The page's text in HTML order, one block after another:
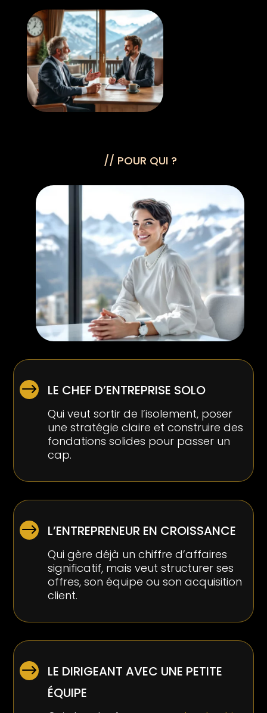
// POUR QUI ?
$ LE CHEF D’ENTREPRISE SOLO
Qui veut sortir de l’isolement, poser
une stratégie claire et construire des
fondations solides pour passer un
cap.
$ L’ENTREPRENEUR EN CROISSANCE
Qui gère déjà un chiffre d’affaires
significatif, mais veut structurer ses
offres, son équipe ou son acquisition
client.
$ LE DIRIGEANT AVEC UNE PETITE
ÉQUIPE